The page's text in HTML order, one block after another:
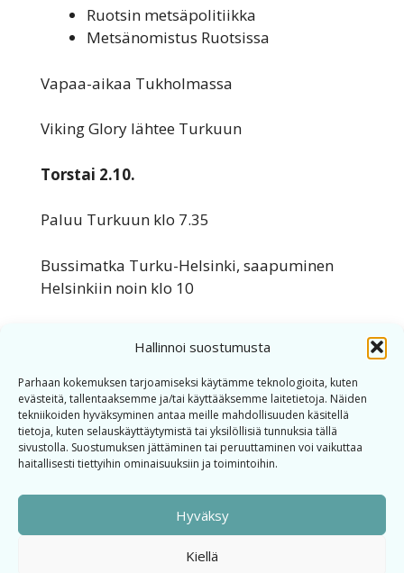
Hallinnoi suostumusta
Parhaan kokemuksen tarjoamiseksi käytämme teknologioita, kuten
evästeitä, tallentaaksemme ja/tai käyttääksemme laitetietoja. Näiden
tekniikoiden hyväksyminen antaa meille mahdollisuuden käsitellä
tietoja, kuten selauskäyttäytymistä tai yksilöllisiä tunnuksia tällä
sivustolla. Suostumuksen jättäminen tai peruuttaminen voi vaikuttaa
haitallisesti tiettyihin ominaisuuksiin ja toimintoihin.
Hyväksy
Kiellä
Ruotsin metsäpolitiikka
Metsänomistus Ruotsissa
Vapaa-aikaa Tukholmassa
Viking Glory lähtee Turkuun
Torstai 2.10.
Paluu Turkuun klo 7.35
Bussimatka Turku-Helsinki, saapuminen
Helsinkiin noin klo 10
Takaisin